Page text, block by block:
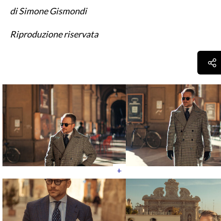
di Simone Gismondi
Riproduzione riservata
+